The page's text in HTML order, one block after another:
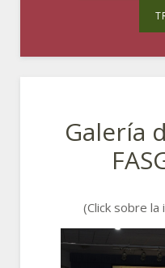
Galería
(Click sobre la